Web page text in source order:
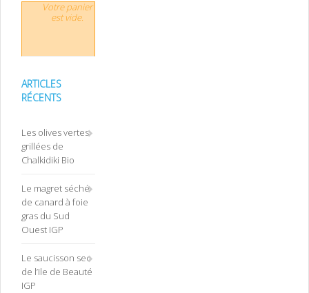
Votre panier
est vide.
ARTICLES
RÉCENTS
Les olives vertes
grillées de
Chalkidiki Bio
Le magret séché
de canard à foie
gras du Sud
Ouest IGP
Le saucisson sec
de l’Ile de Beauté
IGP